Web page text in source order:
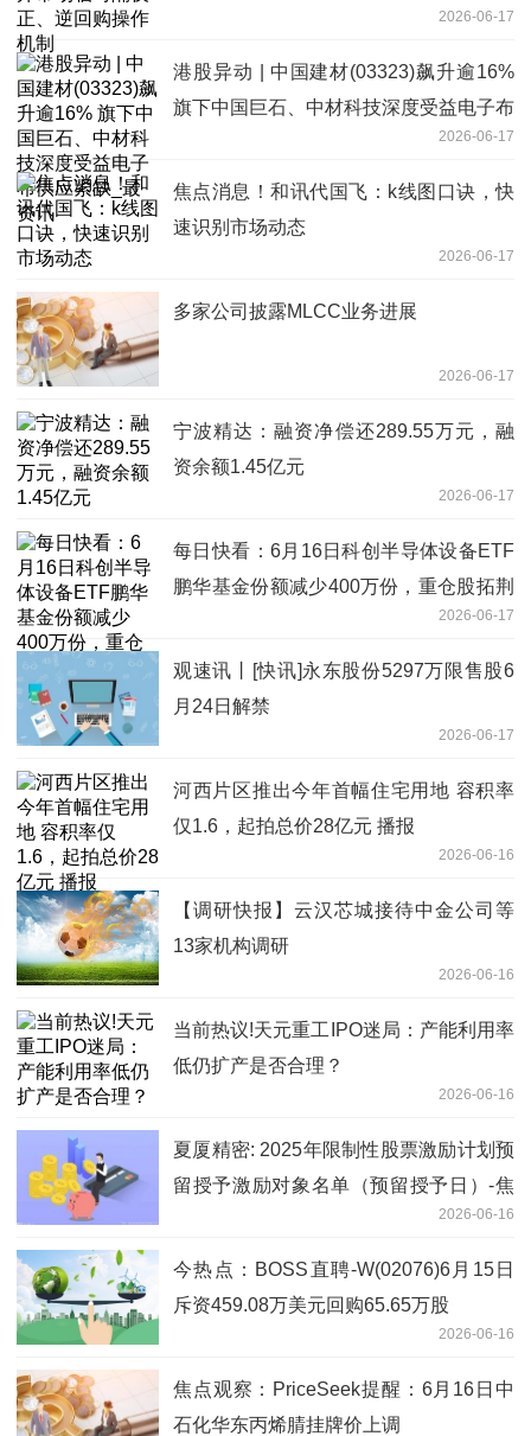
2026-06-17
港股异动 | 中国建材(03323)飙升逾16%
旗下中国巨石、中材科技深度受益电子布
2026-06-17
焦点消息！和讯代国飞：k线图口诀，快
速识别市场动态
2026-06-17
多家公司披露MLCC业务进展
2026-06-17
宁波精达：融资净偿还289.55万元，融
资余额1.45亿元
2026-06-17
每日快看：6月16日科创半导体设备ETF
鹏华基金份额减少400万份，重仓股拓荆
2026-06-17
观速讯丨[快讯]永东股份5297万限售股6
月24日解禁
2026-06-17
河西片区推出今年首幅住宅用地 容积率
仅1.6，起拍总价28亿元 播报
2026-06-16
【调研快报】云汉芯城接待中金公司等
13家机构调研
2026-06-16
当前热议!天元重工IPO迷局：产能利用率
低仍扩产是否合理？
2026-06-16
夏厦精密: 2025年限制性股票激励计划预
留授予激励对象名单（预留授予日）-焦
2026-06-16
今热点：BOSS直聘-W(02076)6月15日
斥资459.08万美元回购65.65万股
2026-06-16
焦点观察：PriceSeek提醒：6月16日中
石化华东丙烯腈挂牌价上调